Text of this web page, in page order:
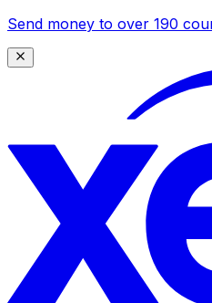
Send money to over 190